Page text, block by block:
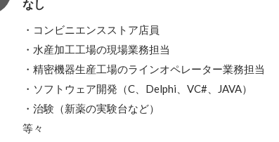
なし
・コンビニエンスストア店員
・水産加工工場の現場業務担当
・精密機器生産工場のラインオペレーター業務担当
・ソフトウェア開発（C、Delphi、VC#、JAVA）
・治験（新薬の実験台など）
等々